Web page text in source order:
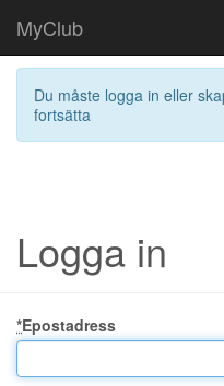
MyClub
Du måste logga in eller
fortsätta
Logga in
*Epostadress